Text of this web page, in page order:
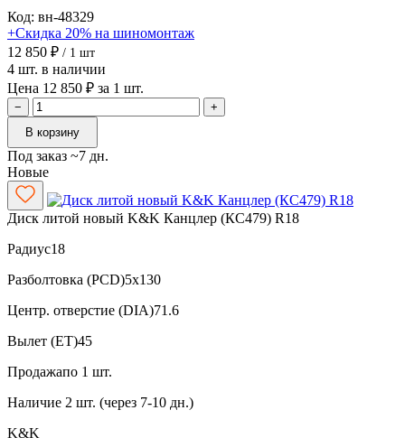
Код: вн-48329
+Скидка 20% на шиномонтаж
12 850 ₽ / 1 шт
4 шт. в наличии
Цена 12 850 ₽ за 1 шт.
−
+
В корзину
Под заказ ~7 дн.
Новые
Диск литой новый K&K Канцлер (КС479) R18
Радиус18
Разболтовка (PCD)5x130
Центр. отверстие (DIA)71.6
Вылет (ET)45
Продажапо 1 шт.
Наличие 2 шт. (через 7-10 дн.)
K&K